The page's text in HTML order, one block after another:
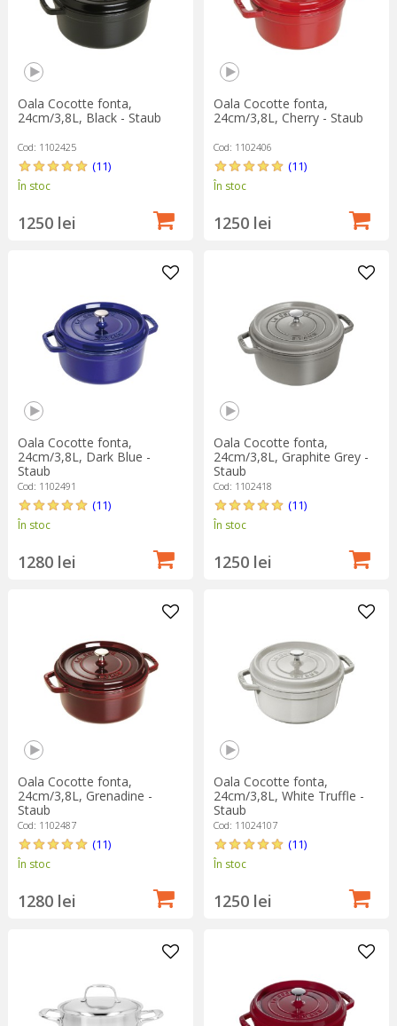
Oala Cocotte fonta,
24cm/3,8L, Black - Staub
Cod: 1102425
(11)
În stoc
1250 lei
Oala Cocotte fonta,
24cm/3,8L, Cherry - Staub
Cod: 1102406
(11)
În stoc
1250 lei
Oala Cocotte fonta,
24cm/3,8L, Dark Blue -
Staub
Cod: 1102491
(11)
În stoc
1280 lei
Oala Cocotte fonta,
24cm/3,8L, Graphite Grey -
Staub
Cod: 1102418
(11)
În stoc
1250 lei
Oala Cocotte fonta,
24cm/3,8L, Grenadine -
Staub
Cod: 1102487
(11)
În stoc
1280 lei
Oala Cocotte fonta,
24cm/3,8L, White Truffle -
Staub
Cod: 11024107
(11)
În stoc
1250 lei